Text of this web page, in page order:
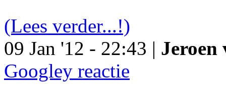
(Lees verder...!)
09 Jan '12 - 22:43 | Jeroen
Googley reactie